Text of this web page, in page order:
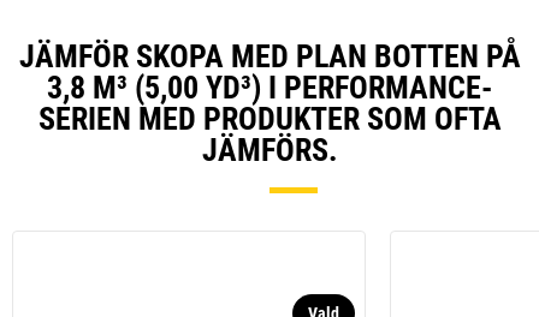
JÄMFÖR SKOPA MED PLAN BOTTEN PÅ
3,8 M³ (5,00 YD³) I PERFORMANCE-
SERIEN MED PRODUKTER SOM OFTA
JÄMFÖRS.